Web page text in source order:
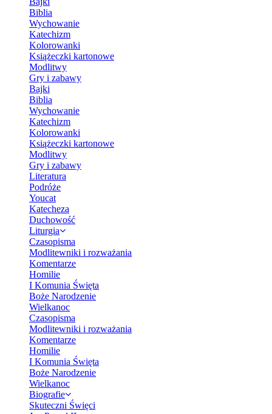
Biblia
Wychowanie
Katechizm
Kolorowanki
Książeczki kartonowe
Modlitwy
Gry i zabawy
Bajki
Biblia
Wychowanie
Katechizm
Kolorowanki
Książeczki kartonowe
Modlitwy
Gry i zabawy
Literatura
Podróże
Youcat
Katecheza
Duchowość
Liturgia
Czasopisma
Modlitewniki i rozważania
Komentarze
Homilie
I Komunia Święta
Boże Narodzenie
Wielkanoc
Czasopisma
Modlitewniki i rozważania
Komentarze
Homilie
I Komunia Święta
Boże Narodzenie
Wielkanoc
Biografie
Skuteczni Święci